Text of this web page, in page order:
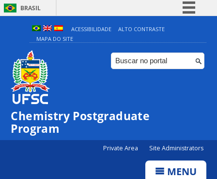
BRASIL
Simplifique!
Comunica BR
Participe
ACESSIBILIDADE
ALTO CONTRASTE
MAPA DO SITE
Chemistry Postgraduate
Program
Private Area Site Administrators
MENU